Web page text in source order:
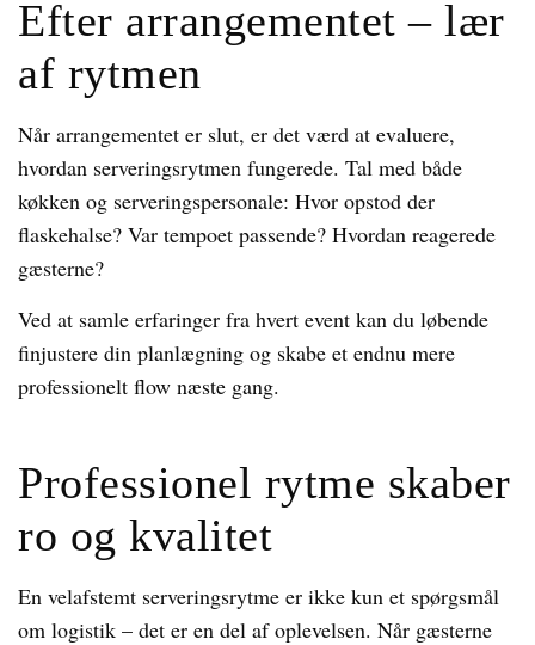
Efter arrangementet – lær
af rytmen
Når arrangementet er slut, er det værd at evaluere,
hvordan serveringsrytmen fungerede. Tal med både
køkken og serveringspersonale: Hvor opstod der
flaskehalse? Var tempoet passende? Hvordan reagerede
gæsterne?
Ved at samle erfaringer fra hvert event kan du løbende
finjustere din planlægning og skabe et endnu mere
professionelt flow næste gang.
Professionel rytme skaber
ro og kvalitet
En velafstemt serveringsrytme er ikke kun et spørgsmål
om logistik – det er en del af oplevelsen. Når gæsterne